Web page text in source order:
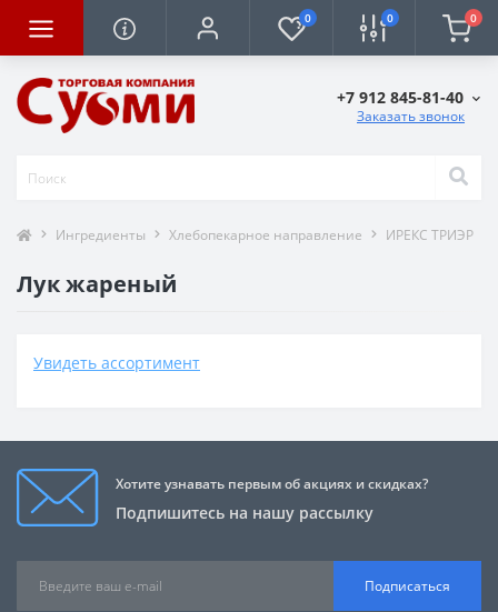
0 0 0
+7 912 845-81-40
Заказать звонок
Ингредиенты Хлебопекарное направление ИРЕКС ТРИЭР
Лук жареный
Увидеть ассортимент
Хотите узнавать первым об акциях и скидках?
Подпишитесь на нашу рассылку
Подписаться